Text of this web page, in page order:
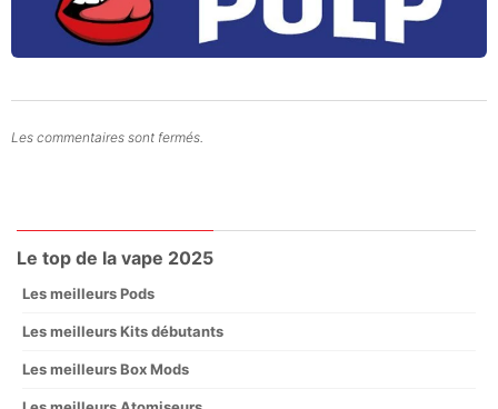
Les commentaires sont fermés.
Le top de la vape 2025
Les meilleurs Pods
Les meilleurs Kits débutants
Les meilleurs Box Mods